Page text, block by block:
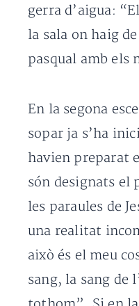
gerra d’aigua:
la sala on haig
pasqual amb els
En la segona
sopar ja s’ha
havien preparat
són designats el
les paraules de
una realitat
això és el meu
sang, la sang de